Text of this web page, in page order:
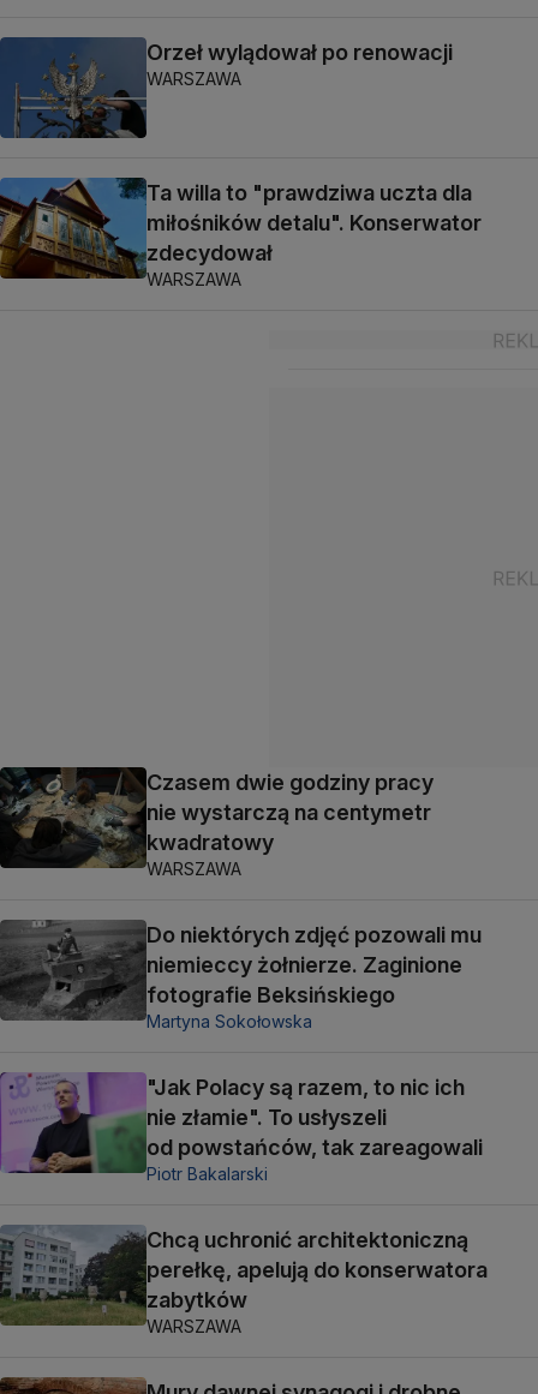
Orzeł wylądował po renowacji
WARSZAWA
Ta willa to "prawdziwa uczta dla
miłośników detalu". Konserwator
zdecydował
WARSZAWA
Czasem dwie godziny pracy
nie wystarczą na centymetr
kwadratowy
WARSZAWA
Do niektórych zdjęć pozowali mu
niemieccy żołnierze. Zaginione
fotografie Beksińskiego
Martyna Sokołowska
"Jak Polacy są razem, to nic ich
nie złamie". To usłyszeli
od powstańców, tak zareagowali
Piotr Bakalarski
Chcą uchronić architektoniczną
perełkę, apelują do konserwatora
zabytków
WARSZAWA